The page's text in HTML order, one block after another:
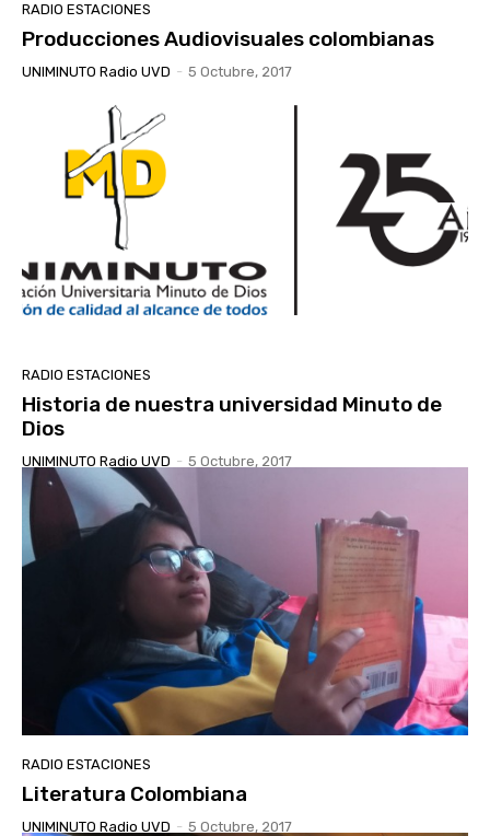
RADIO ESTACIONES
Producciones Audiovisuales colombianas
UNIMINUTO Radio UVD - 5 Octubre, 2017
RADIO ESTACIONES
Historia de nuestra universidad Minuto de
Dios
UNIMINUTO Radio UVD - 5 Octubre, 2017
RADIO ESTACIONES
Literatura Colombiana
UNIMINUTO Radio UVD - 5 Octubre, 2017